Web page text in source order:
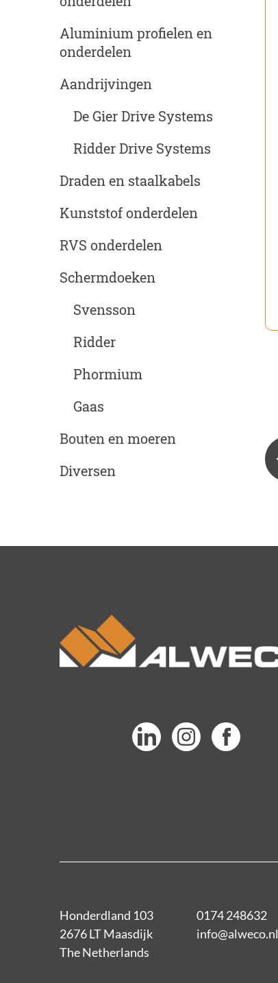
Aluminium profielen en
onderdelen
Aandrijvingen
De Gier Drive Systems
Ridder Drive Systems
Draden en staalkabels
Kunststof onderdelen
RVS onderdelen
Schermdoeken
Svensson
Ridder
Phormium
Gaas
Bouten en moeren
Diversen
Honderdland 103
2676 LT Maasdijk
The Netherlands
0174 248632
info@alweco.nl